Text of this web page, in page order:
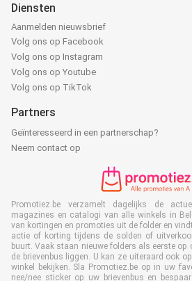
Diensten
Aanmelden nieuwsbrief
Volg ons op Facebook
Volg ons op Instagram
Volg ons op Youtube
Volg ons op TikTok
Partners
Geïnteresseerd in een partnerschap?
Neem contact op
Promotiez.be verzamelt dagelijks de
magazines en catalogi van alle winkels in
van kortingen en promoties uit de folder en
actie of korting tijdens de solden of
buurt. Vaak staan nieuwe folders als eerste op
de brievenbus liggen. U kan ze uiteraard ook
winkel bekijken. Sla Promotiez.be op in uw
nee/nee sticker op uw brievenbus en